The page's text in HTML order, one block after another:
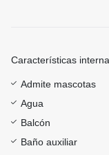
Características
Admite mascotas
Agua
Balcón
Baño auxiliar